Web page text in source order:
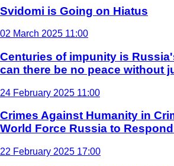
Svidomi is Going on Hiatus
02 March 2025 11:00
Centuries of impunity is
can there be no peace without
24 February 2025 11:00
Crimes Against Humanity in
World Force Russia to
22 February 2025 17:00